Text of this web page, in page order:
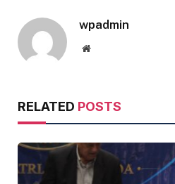
wpadmin
Website
RELATED POSTS